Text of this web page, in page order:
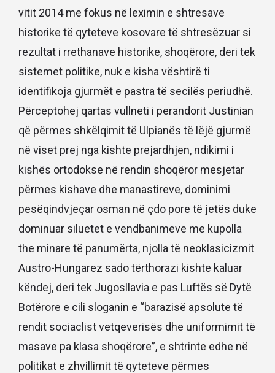
vitit 2014 me fokus në leximin e shtresave
historike të qyteteve kosovare të shtresëzuar si
rezultat i rrethanave historike, shoqërore, deri tek
sistemet politike, nuk e kisha vështirë ti
identifikoja gjurmët e pastra të secilës periudhë.
Përceptohej qartas vullneti i perandorit Justinian
që përmes shkëlqimit të Ulpianës të lëjë gjurmë
në viset prej nga kishte prejardhjen, ndikimi i
kishës ortodokse në rendin shoqëror mesjetar
përmes kishave dhe manastireve, dominimi
pesëqindvjeçar osman në çdo pore të jetës duke
dominuar siluetet e vendbanimeve me kupolla
the minare të panumërta, njolla të neoklasicizmit
Austro-Hungarez sado tërthorazi kishte kaluar
këndej, deri tek Jugosllavia e pas Luftës së Dytë
Botërore e cili sloganin e “barazisë apsolute të
rendit sociaclist vetqeverisës dhe uniformimit të
masave pa klasa shoqërore”, e shtrinte edhe në
politikat e zhvillimit të qyteteve përmes